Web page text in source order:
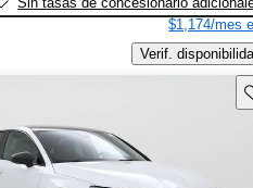
$1,174/mes
Verif.